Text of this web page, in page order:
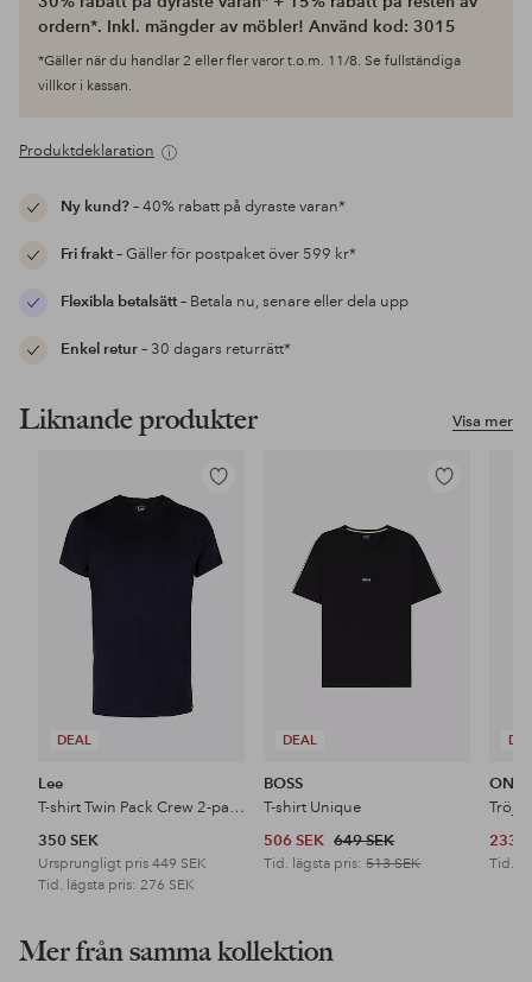
ordern*. Inkl. mängder av möbler! Använd kod: 3015
*Gäller när du handlar 2 eller fler varor t.o.m. 11/8. Se fullständiga
villkor i kassan.
Produktdeklaration
Ny kund?– 40% rabatt på dyraste varan*
Fri frakt– Gäller för postpaket över 599 kr*
Flexibla betalsätt– Betala nu, senare eller dela upp
Enkel retur– 30 dagars returrätt*
Visa mer
Liknande produkter
DEAL
Lägg
till
favoriter
Lee
T-shirt Twin Pack Crew 2-pack
350 SEK
Ursprungligt pris 449 SEK
Tid. lägsta pris: 276 SEK
DEAL
Lägg
BOSS
T-shirt Unique
506 SEK 649 SEK
Tid. lägsta pris:513 SEK
233
Tid.
Mer från samma kollektion